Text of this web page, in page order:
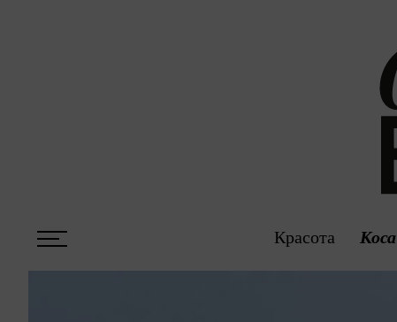
Красота Коса